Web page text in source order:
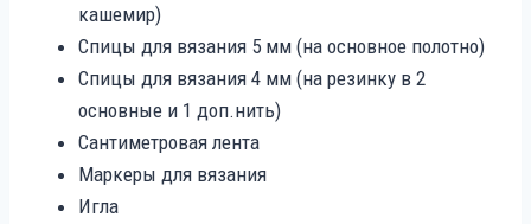
кашемир)
Спицы для вязания 5 мм (на основное полотно)
Спицы для вязания 4 мм (на резинку в 2
основные и 1 доп.нить)
Сантиметровая лента
Маркеры для вязания
Игла